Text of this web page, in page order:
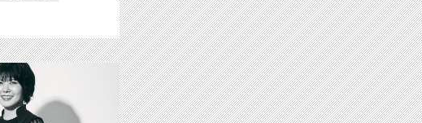
週連続で特集！11周年ライブは独占生中継！！サムネイル
【ch1】Negiccoの アニバーサリーライブ